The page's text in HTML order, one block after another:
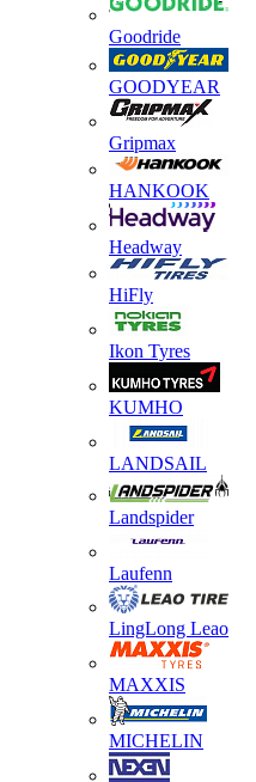
Goodride
GOODYEAR
Gripmax
HANKOOK
Headway
HiFly
Ikon Tyres
KUMHO
LANDSAIL
Landspider
Laufenn
LingLong Leao
MAXXIS
MICHELIN